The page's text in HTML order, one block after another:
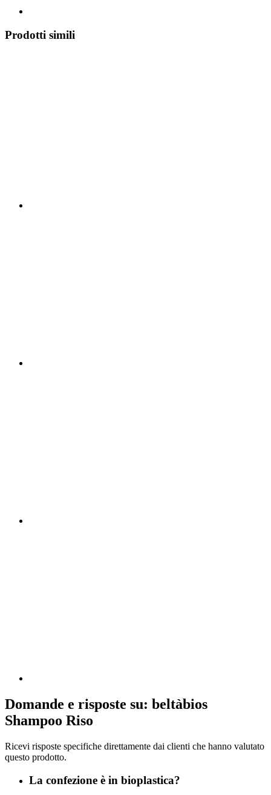
Prodotti simili
Domande e risposte su: beltàbios
Shampoo Riso
Ricevi risposte specifiche direttamente dai clienti che hanno valutato
questo prodotto.
La confezione è in bioplastica?